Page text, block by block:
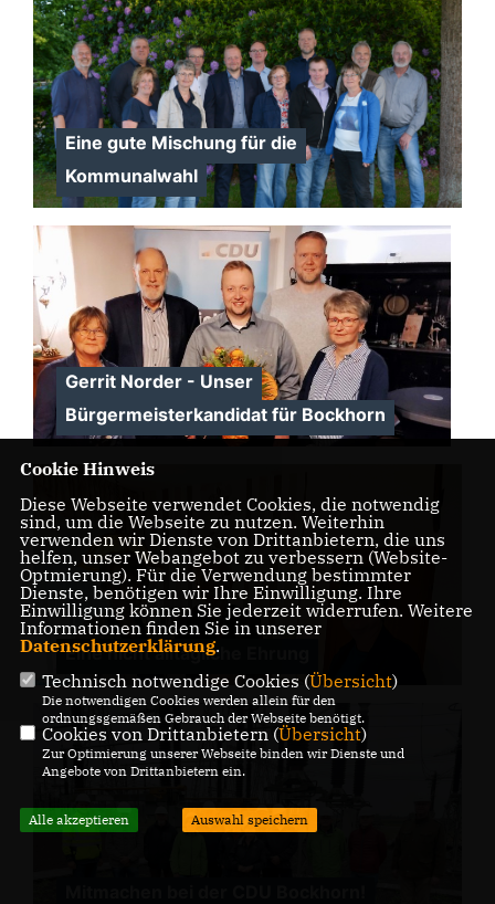
Eine gute Mischung für die
Kommunalwahl
Gerrit Norder - Unser
Bürgermeisterkandidat für Bockhorn
Eine nicht alltägliche Ehrung
Cookie Hinweis
Diese Webseite verwendet Cookies, die notwendig
sind, um die Webseite zu nutzen. Weiterhin
verwenden wir Dienste von Drittanbietern, die uns
helfen, unser Webangebot zu verbessern (Website-
Optmierung). Für die Verwendung bestimmter
Dienste, benötigen wir Ihre Einwilligung. Ihre
Einwilligung können Sie jederzeit widerrufen. Weitere
Informationen finden Sie in unserer
Datenschutzerklärung.
Technisch notwendige Cookies (Übersicht)
Die notwendigen Cookies werden allein für den
ordnungsgemäßen Gebrauch der Webseite benötigt.
Cookies von Drittanbietern (Übersicht)
Zur Optimierung unserer Webseite binden wir Dienste und
Angebote von Drittanbietern ein.
Alle akzeptieren Auswahl speichern